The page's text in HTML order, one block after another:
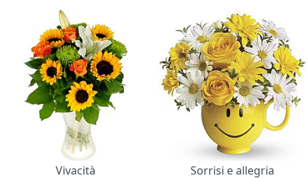
Vivacità
Sorrisi e allegria